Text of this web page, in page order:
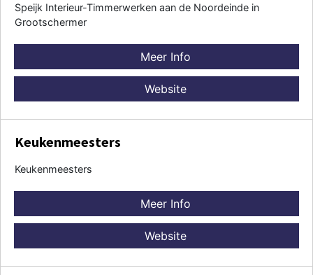
Speijk Interieur-Timmerwerken aan de Noordeinde in
Grootschermer
Meer Info
Website
Keukenmeesters
Keukenmeesters
Meer Info
Website